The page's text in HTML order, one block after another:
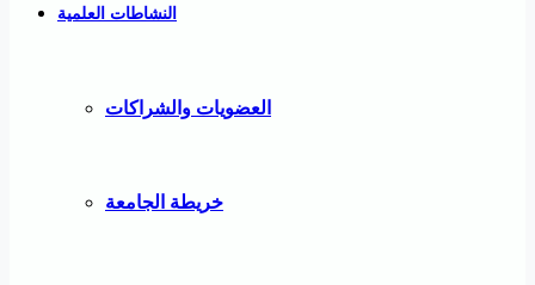
النشاطات العلمية
العضويات والشراكات
خريطة الجامعة